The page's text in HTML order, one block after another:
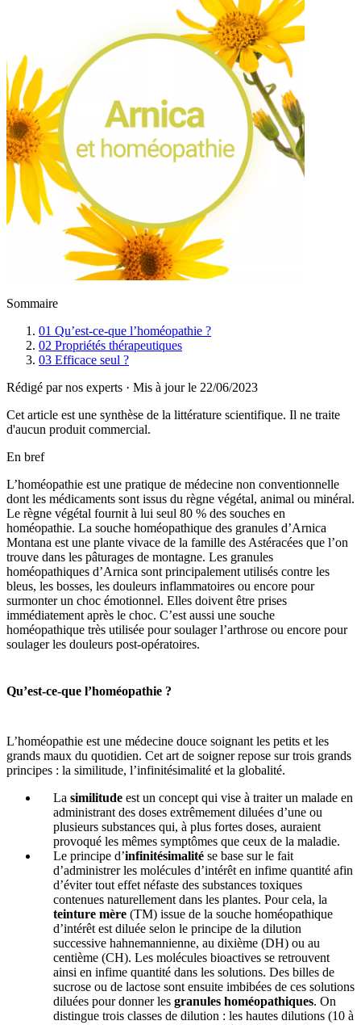
Sommaire
01 Qu’est-ce-que l’homéopathie ?
02 Propriétés thérapeutiques
03 Efficace seul ?
Rédigé par nos experts · Mis à jour le 22/06/2023
Cet article est une synthèse de la littérature scientifique. Il ne traite
d'aucun produit commercial.
En bref
L’homéopathie est une pratique de médecine non conventionnelle
dont les médicaments sont issus du règne végétal, animal ou minéral.
Le règne végétal fournit à lui seul 80 % des souches en
homéopathie. La souche homéopathique des granules d’Arnica
Montana est une plante vivace de la famille des Astéracées que l’on
trouve dans les pâturages de montagne. Les granules
homéopathiques d’Arnica sont principalement utilisés contre les
bleus, les bosses, les douleurs inflammatoires ou encore pour
surmonter un choc émotionnel. Elles doivent être prises
immédiatement après le choc. C’est aussi une souche
homéopathique très utilisée pour soulager l’arthrose ou encore pour
soulager les douleurs post-opératoires.
Qu’est-ce-que l’homéopathie ?
L’homéopathie est une médecine douce soignant les petits et les
grands maux du quotidien. Cet art de soigner repose sur trois grands
principes : la similitude, l’infinitésimalité et la globalité.
La similitude est un concept qui vise à traiter un malade en
administrant des doses extrêmement diluées d’une ou
plusieurs substances qui, à plus fortes doses, auraient
provoqué les mêmes symptômes que ceux de la maladie.
Le principe d’infinitésimalité se base sur le fait
d’administrer les molécules d’intérêt en infime quantité afin
d’éviter tout effet néfaste des substances toxiques
contenues naturellement dans les plantes. Pour cela, la
teinture mère (TM) issue de la souche homéopathique
d’intérêt est diluée selon le principe de la dilution
successive hahnemannienne, au dixième (DH) ou au
centième (CH). Les molécules bioactives se retrouvent
ainsi en infime quantité dans les solutions. Des billes de
sucrose ou de lactose sont ensuite imbibées de ces solutions
diluées pour donner les granules homéopathiques. On
distingue trois classes de dilution : les hautes dilutions (10 à